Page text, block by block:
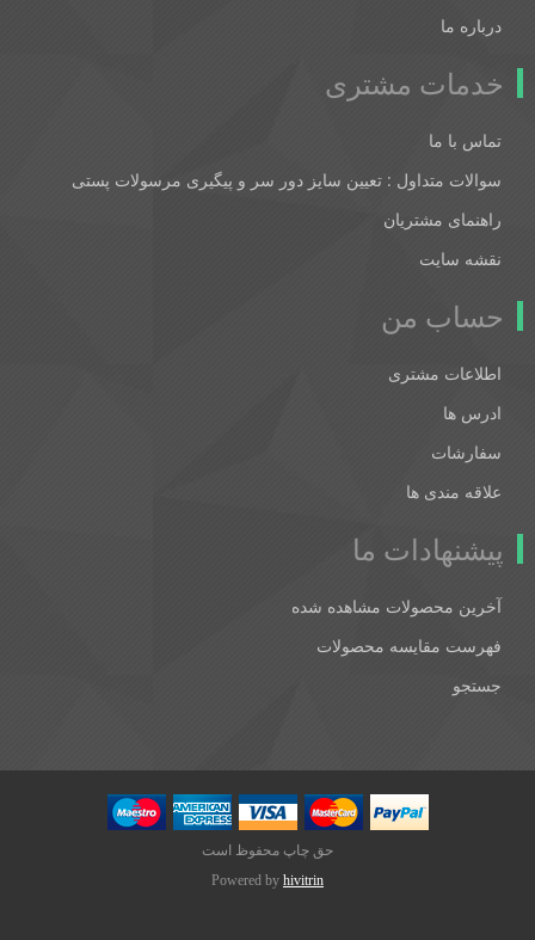
درباره ما
خدمات مشتری
تماس با ما
سوالات متداول : تعیین سایز دور سر و پیگیری مرسولات پستی
راهنمای مشتریان
نقشه سایت
حساب من
اطلاعات مشتری
ادرس ها
سفارشات
علاقه مندی ها
پیشنهادات ما
آخرین محصولات مشاهده شده
فهرست مقایسه محصولات
جستجو
حق چاپ محفوظ است
Powered by hivitrin